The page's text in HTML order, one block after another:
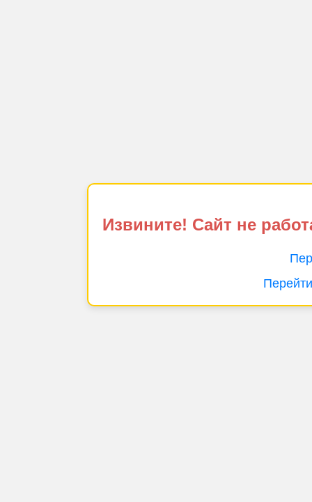
Извините! Сайт не